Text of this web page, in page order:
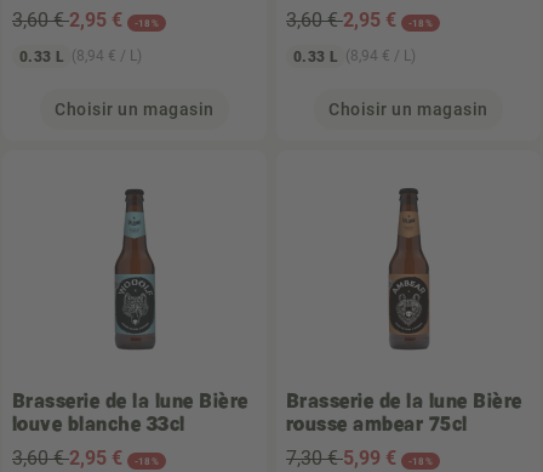
3,60 €2,95 € -18%
0.33 L (8,94 € / L)
Choisir un magasin
3,60 €2,95 € -18%
0.33 L (8,94 € / L)
Choisir un magasin
Brasserie de la lune Bière
louve blanche 33cl
3,60 €2,95 € -18%
Brasserie de la lune Bière
rousse ambear 75cl
7,30 €5,99 € -18%